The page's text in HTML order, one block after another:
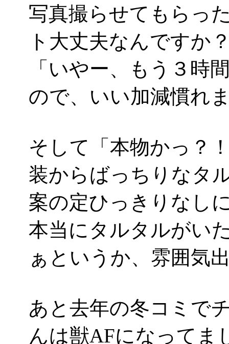
写真撮らせてもらっ
ト大丈夫なんですか
「いやー、もう３時
ので、いい加減慣れ
そして「本物かっ？
装からばっちりなタ
案の定ひっきりなし
本当にタルタルがい
ぁというか、雰囲気
あと去年の冬コミで
んは獣AFになってま